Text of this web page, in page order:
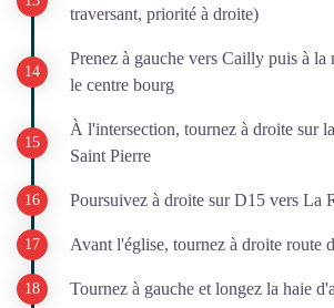
traversant, priorité à droite)
Prenez à gauche vers Cailly puis à la
le centre bourg
À l'intersection, tournez à droite sur
Saint Pierre
Poursuivez à droite sur D15 vers La
Avant l'église, tournez à droite route
Tournez à gauche et longez la haie